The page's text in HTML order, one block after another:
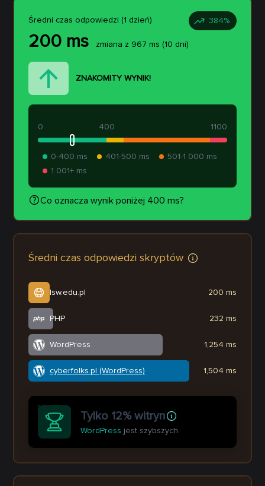
Średni czas odpowiedzi (1 dzień) 384%
200 ms zmiana z 967 ms (10 dni)
ZNAKOMITY WYNIK!
400
0 1100
0-400 ms 401-500 ms
501-1 000 ms
1 001+ ms
Co oznacza wynik poniżej 400 ms?
Średni czas odpowiedzi skryptów
lsw.edu.pl
PHP
WordPress
cyberfolks.pl (WordPress)
200 ms
232 ms
1,254 ms
1,504 ms
Tylko 12% witryn
WordPress jest szybszych.